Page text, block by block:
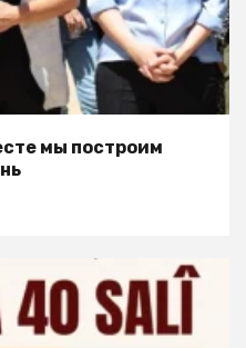
мы построим